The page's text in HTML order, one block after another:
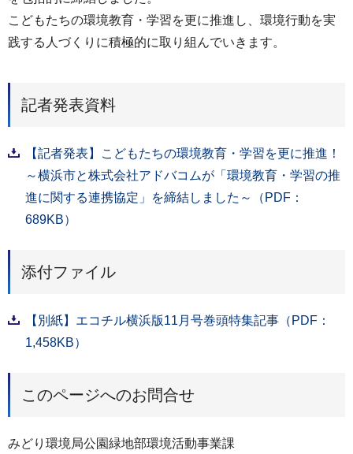
こどもたちの環境教育・学習を更に推進し、環境行動を実
践する人づくりに積極的に取り組んでいきます。
記者発表資料
【記者発表】こどもたちの環境教育・学習を更に推進！
～横浜市と株式会社アドバコムが「環境教育・学習の推
進に関する連携協定」を締結しました～（PDF：
689KB）
添付ファイル
【別紙】エコチル横浜版11月号巻頭特集記事（PDF：
1,458KB）
このページへのお問合せ
みどり環境局公園緑地部環境活動事業課